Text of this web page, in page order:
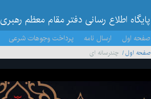
پایگاه اطلاع رسانی دفتر مقام معظم رهبری
صفحه اول ارسال نامه پرداخت وجوهات شرعی
صفحه اول چندرسانه ای